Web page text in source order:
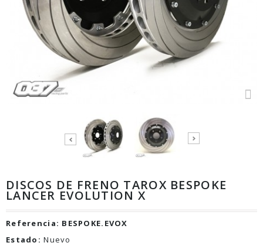
DISCOS DE FRENO TAROX BESPOKE
LANCER EVOLUTION X
Referencia: BESPOKE.EVOX
Estado: Nuevo